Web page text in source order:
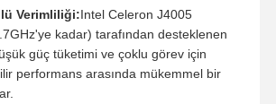
Verimliliği:Intel Celeron J4005
kadar) tarafından desteklenen
güç tüketimi ve çoklu görev için
performans arasında mükemmel bir